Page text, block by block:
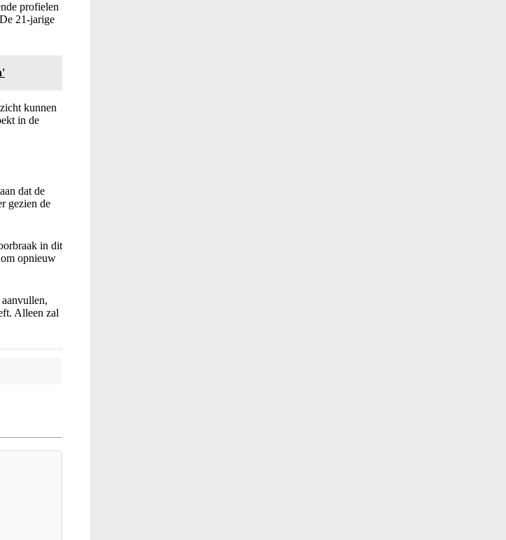
profielen
21-jarige
kunnen
in de
dat de
gezien de
in dit
opnieuw
Alleen zal